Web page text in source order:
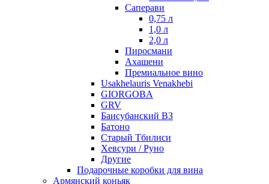
Саперави
0,75 л
1,0 л
2,0 л
Пиросмани
Ахашени
Премиальное вино
Usakhelauris Venakhebi
GIORGOBA
GRV
Баисубанский ВЗ
Батоно
Старый Тбилиси
Хевсури / Руно
Другие
Подарочные коробки для вина
Армянский коньяк